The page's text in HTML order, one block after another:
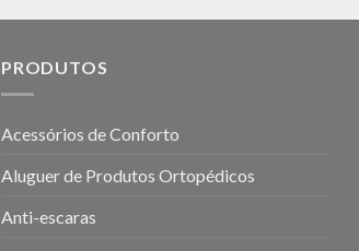
PRODUTOS
Acessórios de Conforto
Aluguer de Produtos Ortopédicos
Anti-escaras